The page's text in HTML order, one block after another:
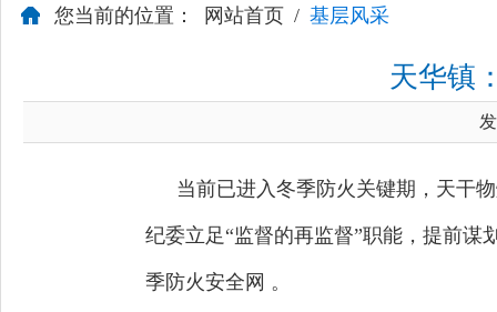
您当前的位置： 网站首页 / 基层风采
天华镇
当前已进入冬季防火关键期，天干
纪委立足“监督的再监督”职能，提前谋
季防火安全网 。